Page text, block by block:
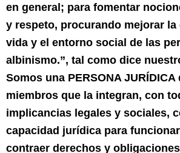
en general; para fomentar
y respeto, procurando mejorar la
vida y el entorno social de las
albinismo.”, tal como dice
Somos una PERSONA
miembros que la integran, con
implicancias legales y sociales,
capacidad jurídica para
contraer derechos y